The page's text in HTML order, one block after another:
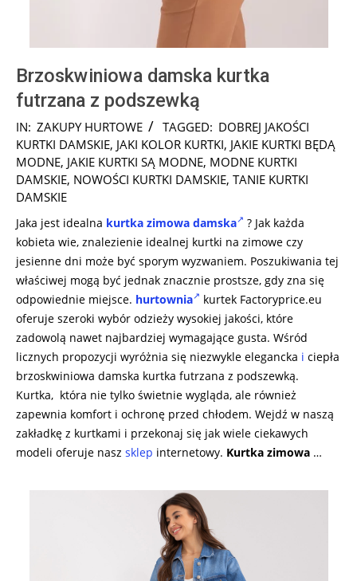
Brzoskwiniowa damska kurtka
futrzana z podszewką
2025-
10-
13
IN: ZAKUPY HURTOWE TAGGED: DOBREJ JAKOŚCI
KURTKI DAMSKIE, JAKI KOLOR KURTKI, JAKIE KURTKI BĘDĄ
MODNE, JAKIE KURTKI SĄ MODNE, MODNE KURTKI
DAMSKIE, NOWOŚCI KURTKI DAMSKIE, TANIE KURTKI
DAMSKIE
Jaka jest idealna kurtka zimowa damska
? Jak każda
kobieta wie, znalezienie idealnej kurtki na zimowe czy
jesienne dni może być sporym wyzwaniem. Poszukiwania tej
właściwej mogą być jednak znacznie prostsze, gdy zna się
odpowiednie miejsce. hurtownia
kurtek Factoryprice.eu
oferuje szeroki wybór odzieży wysokiej jakości, które
zadowolą nawet najbardziej wymagające gusta. Wśród
licznych propozycji wyróżnia się niezwykle elegancka i ciepła
brzoskwiniowa damska kurtka futrzana z podszewką.
Kurtka, która nie tylko świetnie wygląda, ale również
zapewnia komfort i ochronę przed chłodem. Wejdź w naszą
zakładkę z kurtkami i przekonaj się jak wiele ciekawych
modeli oferuje nasz sklep internetowy. Kurtka zimowa …